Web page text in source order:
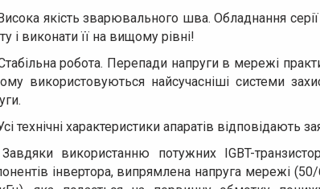
якість зварювального шва. Обладнання
і виконати її на вищому рівні!
робота. Перепади напруги в мережі
використовуються найсучасніші системи
технічні характеристики апаратів відповідають
Завдяки використанню потужних IGBT-
інвертора, випрямлена напруга мережі